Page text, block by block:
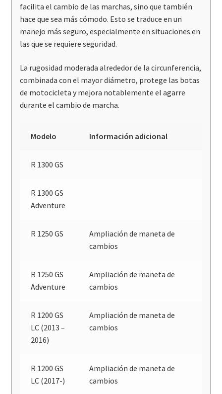
facilita el cambio de las marchas, sino que también
hace que sea más cómodo. Esto se traduce en un
manejo más seguro, especialmente en situaciones en
las que se requiere seguridad.
La rugosidad moderada alrededor de la circunferencia,
combinada con el mayor diámetro, protege las botas
de motocicleta y mejora notablemente el agarre
durante el cambio de marcha.
Modelo Información adicional
R 1300 GS
R 1300 GS
Adventure
R 1250 GS
Ampliación de maneta de
cambios
R 1250 GS
Adventure
Ampliación de maneta de
cambios
R 1200 GS
LC (2013 –
2016)
Ampliación de maneta de
cambios
R 1200 GS
LC (2017-)
Ampliación de maneta de
cambios